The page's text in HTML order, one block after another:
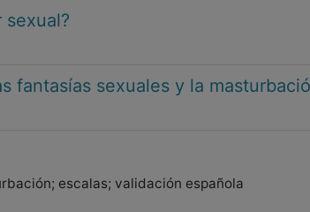
sexual?
fantasías sexuales y la
escalas; validación española